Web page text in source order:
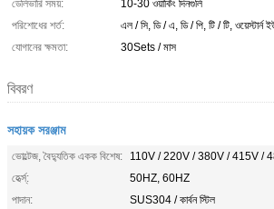
ডেলিভারি সময়:
10-30 ওয়ার্কিং দিনগুলি
পরিশোধের শর্ত:
এল / সি, ডি / এ, ডি / পি, টি / টি, ওয়েস্টার্ন
যোগানের ক্ষমতা:
30Sets / মাস
বিবরণ
সহায়ক সরঞ্জাম
ভোল্টেজ, বৈদ্যুতিক একক বিশেষ:
110V / 220V / 380V / 415V /
হের্ত্স্:
50HZ, 60HZ
পাদান:
SUS304 / কার্বন স্টিল